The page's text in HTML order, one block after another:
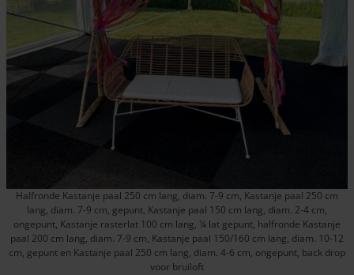
Halfronde Kastanje paal 250 cm lang, diam. 7-9 cm, Kastanje paal 250 cm
lang, diam. 7-9 cm, gepunt, Kastanje paal 150 cm lang, diam. 2-4 cm,
ongepunt, Kastanje rasterlat 100 cm lang, ¼ lat gepunt, halfronde Kastanje
paal 200 cm lang, diam. 7-9 cm, Kastanje paal 150/160 cm lang, diam. 10-12
cm, gepunt en Kastanje paal 250 cm lang, diam. 4-6 cm, ongepunt, back drop
voor bruiloft